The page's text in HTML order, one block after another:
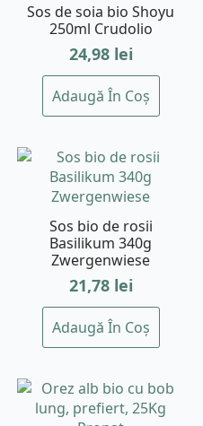
Sos de soia bio Shoyu
250ml Crudolio
24,98 lei
Adaugă În Coș
Sos bio de rosii
Basilikum 340g
Zwergenwiese
21,78 lei
Adaugă În Coș